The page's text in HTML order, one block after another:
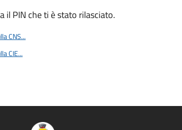
il PIN che ti è stato rilasciato.
CNS...
CIE...